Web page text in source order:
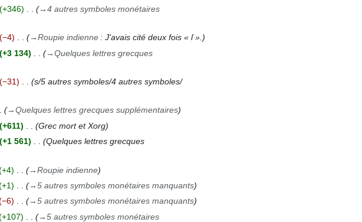
+346 →4 autres symboles monétaires
−4 →Roupie indienne: J'avais cité deux fois « ſ ».
+3 134 →Quelques lettres grecques
−31
s/5 autres symboles/4 autres symboles/
→Quelques lettres grecques supplémentaires
+611
Grec mort et Xorg
+1 561
Quelques lettres grecques
+4 →Roupie indienne
+1 →5 autres symboles monétaires manquants
−6 →5 autres symboles monétaires manquants
+107 →5 autres symboles monétaires